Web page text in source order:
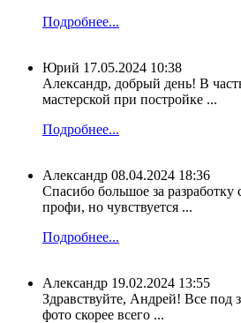
Подробнее...
Юрий 17.05.2024 10:38
Александр, добрый день! В
мастерской при постройке ...
Подробнее...
Александр 08.04.2024 18:36
Спасибо большое за
профи, но чувствуется ...
Подробнее...
Александр 19.02.2024 13:55
Здравствуйте, Андрей! Все
фото скорее всего ...